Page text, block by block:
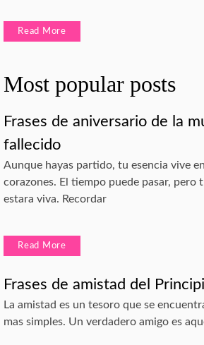
Read More
Most popular posts
Frases de aniversario de la
fallecido
Aunque hayas partido, tu esencia vive
corazones. El tiempo puede pasar, pero
estara viva. Recordar
Read More
Frases de amistad del
La amistad es un tesoro que se
mas simples. Un verdadero amigo es